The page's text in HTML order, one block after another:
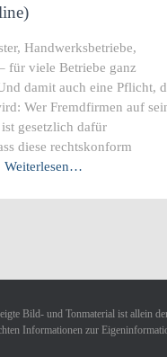
Handwerksbetriebe,
für viele Betriebe ganz
damit auch eine Pflicht,
Wer Fremdfirmen auf
gesetzlich dafür
diese rechtskonform
Weiterlesen…
Bild- und Tonmaterial ist allein
Informationen zur